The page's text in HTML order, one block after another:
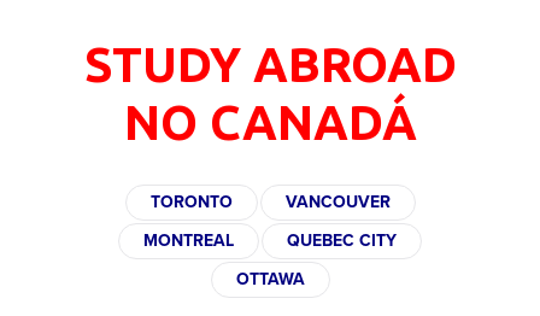
STUDY ABROAD
NO CANADÁ
TORONTO
VANCOUVER
MONTREAL
QUEBEC CITY
OTTAWA